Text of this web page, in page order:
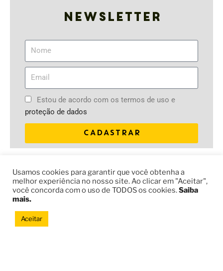
Usamos cookies para garantir que você obtenha a
melhor experiência no nosso site. Ao clicar em "Aceitar",
você concorda com o uso de TODOS os cookies.Saiba
mais.
Aceitar
Newsletter
Estou de acordo com os termos de uso e
proteção de dados
CADASTRAR
Sua contribuição leva nossa educação social para jovens e
comunidades do Brasil e do mundo.
DOE JÁ